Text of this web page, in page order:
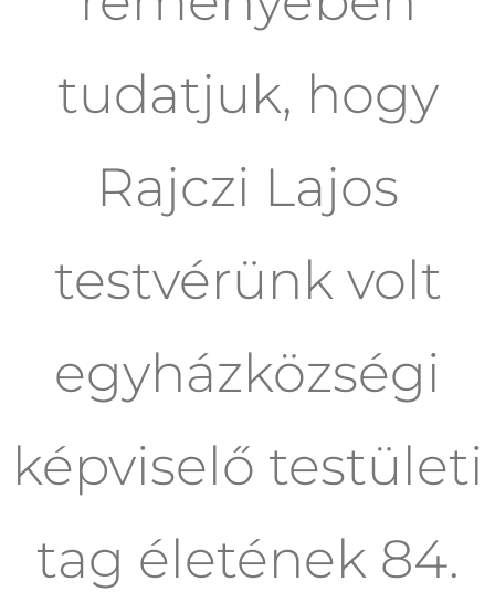
tudatjuk, hogy
Rajczi Lajos
testvérünk volt
egyházközségi
képviselő testületi
tag életének 84.